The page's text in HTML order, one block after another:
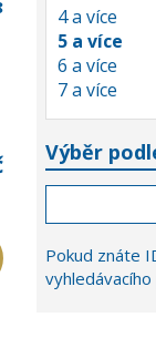
4 a více
5 a více
6 a více
7 a více
Výběr
Pokud znáte